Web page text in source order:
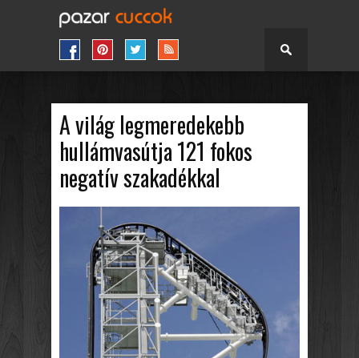
A világ legmeredekebb
hullámvasútja 121 fokos
negatív szakadékkal